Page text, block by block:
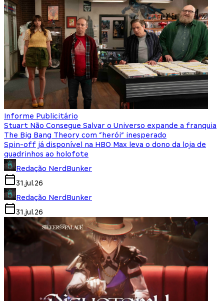
Informe Publicitário
Stuart Não Consegue Salvar o Universo expande a franquia
The Big Bang Theory com “herói” inesperado
Spin-off já disponível na HBO Max leva o dono da loja de
quadrinhos ao holofote
Redação NerdBunker
31.jul.26
Redação NerdBunker
31.jul.26